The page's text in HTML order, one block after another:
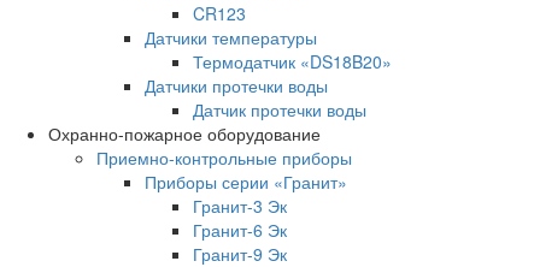
CR123
Датчики температуры
Термодатчик «DS18B20»
Датчики протечки воды
Датчик протечки воды
Охранно-пожарное оборудование
Приемно-контрольные приборы
Приборы серии «Гранит»
Гранит-3 Эк
Гранит-6 Эк
Гранит-9 Эк